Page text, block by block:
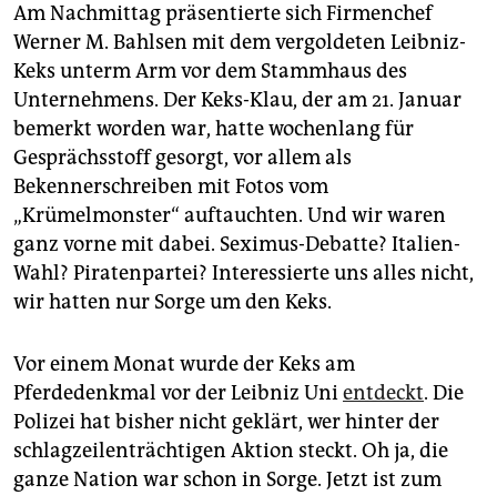
verlag
veranstaltungen
shop
fragen & hilfe
unterstützen
abo
genossenschaft
Am Nachmittag präsentierte sich Firmenchef
Werner M. Bahlsen mit dem vergoldeten Leibniz-
Keks unterm Arm vor dem Stammhaus des
Unternehmens. Der Keks-Klau, der am 21. Januar
bemerkt worden war, hatte wochenlang für
Gesprächsstoff gesorgt, vor allem als
Bekennerschreiben mit Fotos vom
„Krümelmonster“ auftauchten. Und wir waren
ganz vorne mit dabei. Seximus-Debatte? Italien-
Wahl? Piratenpartei? Interessierte uns alles nicht,
wir hatten nur Sorge um den Keks.
Vor einem Monat wurde der Keks am
Pferdedenkmal vor der Leibniz Unientdeckt. Die
Polizei hat bisher nicht geklärt, wer hinter der
schlagzeilenträchtigen Aktion steckt. Oh ja, die
ganze Nation war schon in Sorge. Jetzt ist zum